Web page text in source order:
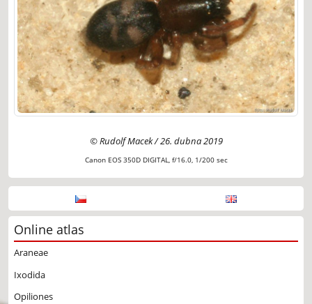
© Rudolf Macek / 26. dubna 2019
Canon EOS 350D DIGITAL, f/16.0, 1/200 sec
Online atlas
Araneae
Ixodida
Opiliones